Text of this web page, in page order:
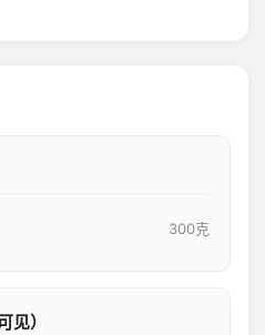
300克
见）